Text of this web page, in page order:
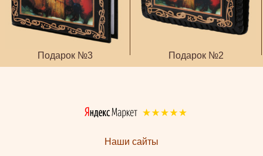
Подарок №3 Подарок №2
Наши сайты